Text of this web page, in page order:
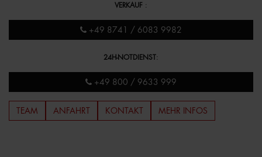
VERKAUF :
+49 8741 / 6083 9982
24H-NOTDIENST:
+49 800 / 9633 999
TEAM ANFAHRT KONTAKT MEHR INFOS